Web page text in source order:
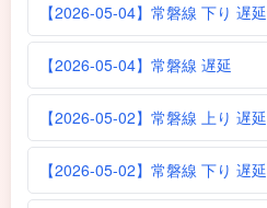
【2026-05-04】常磐線 下り 遅延
【2026-05-04】常磐線 遅延
【2026-05-02】常磐線 上り 遅延
【2026-05-02】常磐線 下り 遅延